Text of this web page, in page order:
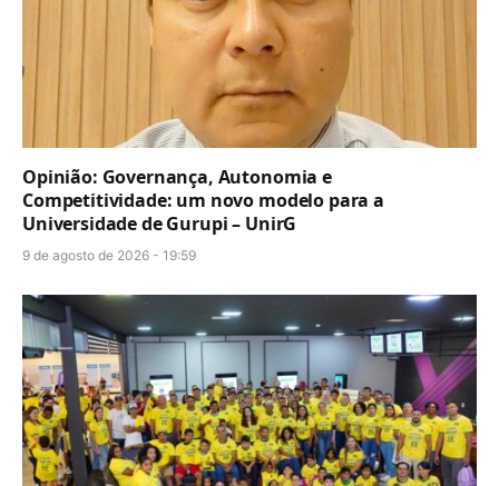
Opinião: Governança, Autonomia e
Competitividade: um novo modelo para a
Universidade de Gurupi – UnirG
9 de agosto de 2026 - 19:59